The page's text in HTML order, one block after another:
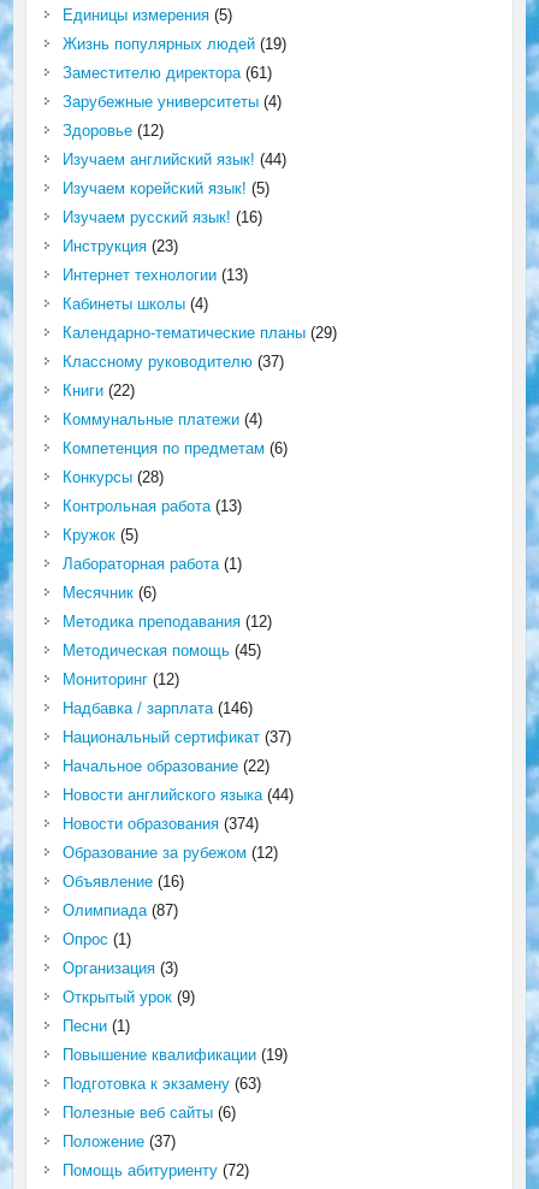
Единицы измерения(5)
Жизнь популярных людей(19)
Заместителю директора(61)
Зарубежные университеты(4)
Здоровье(12)
Изучаем английский язык! (44)
Изучаем корейский язык! (5)
Изучаем русский язык! (16)
Инструкция(23)
Интернет технологии(13)
Кабинеты школы(4)
Календарно-тематические планы(29)
Классному руководителю(37)
Книги(22)
Коммунальные платежи(4)
Компетенция по предметам (6)
Конкурсы(28)
Контрольная работа(13)
Кружок(5)
Лабораторная работа(1)
Месячник(6)
Методика преподавания(12)
Методическая помощь(45)
Мониторинг(12)
Надбавка / зарплата(146)
Национальный сертификат(37)
Начальное образование(22)
Новости английского языка(44)
Новости образования(374)
Образование за рубежом (12)
Объявление(16)
Олимпиада(87)
Опрос (1)
Организация(3)
Открытый урок(9)
Песни(1)
Повышение квалификации(19)
Подготовка к экзамену(63)
Полезные веб сайты(6)
Положение(37)
Помощь абитуриенту(72)